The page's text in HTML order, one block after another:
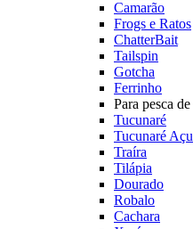
Camarão
Frogs e Ratos
ChatterBait
Tailspin
Gotcha
Ferrinho
Para pesca de
Tucunaré
Tucunaré Açu
Traíra
Tilápia
Dourado
Robalo
Cachara